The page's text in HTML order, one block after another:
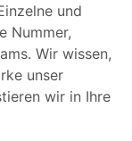
und
Nummer,
Wir wissen,
unser
wir in Ihre